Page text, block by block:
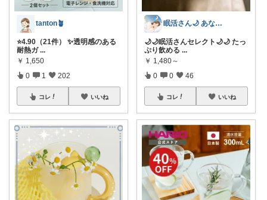
tanton🪴
⭐4.90（21件） ✨透明感のある
耐熱ガ ...
￥ 1,650
0 1 202
コレ いいね
眠活さん🌙 あなたの眠りをお手伝い
🌙🌙眠活さんセレクト🌙🌙 たっ
ぷり飲める ...
￥ 1,480～
0 0 46
コレ いいね